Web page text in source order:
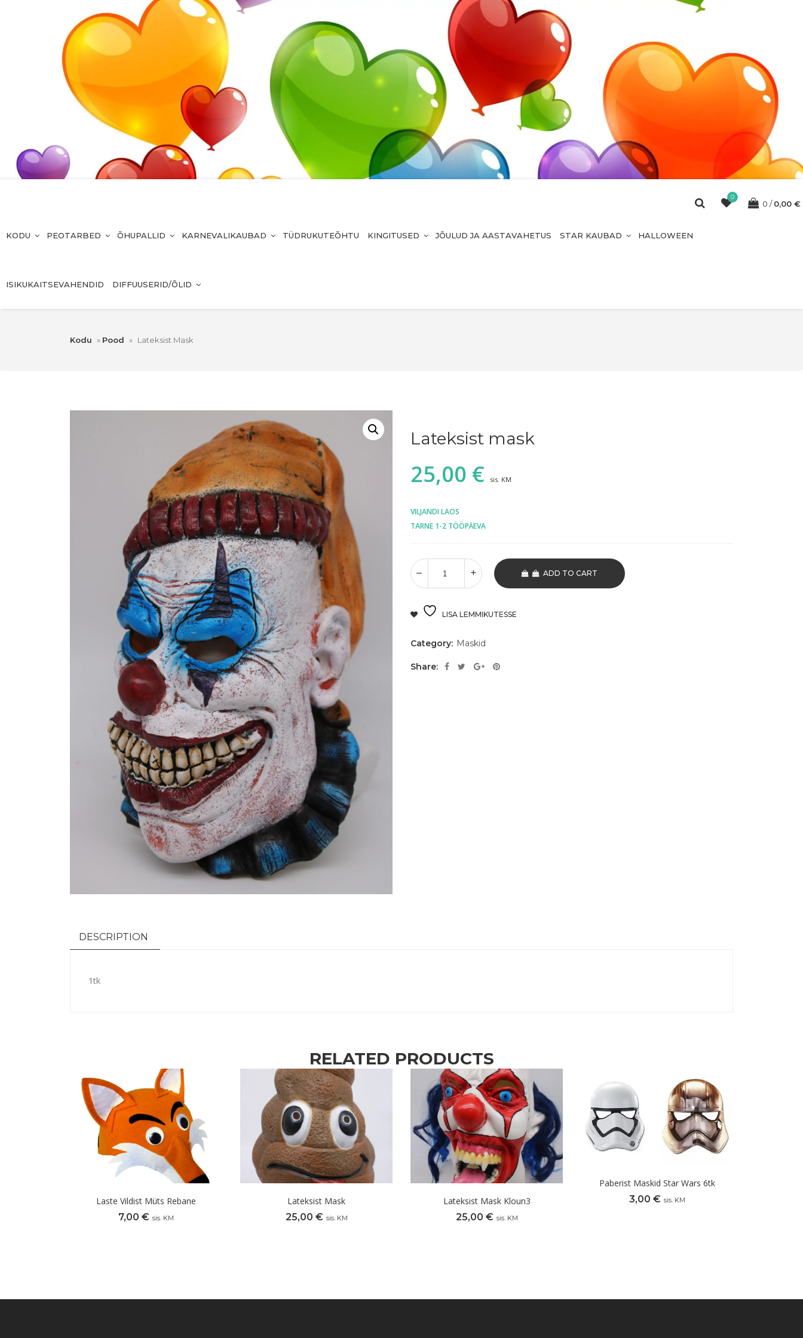
0
0 0,00 €
KODU PEOTARBED ÕHUPALLID KARNEVALIKAUBAD TÜDRUKUTEÕHTU KINGITUSED JÕULUD JA AASTAVAHETUS STAR KAUBAD HALLOWEEN
ISIKUKAITSEVAHENDID DIFFUUSERID/ÕLID
Kodu » Pood » Lateksist Mask
Lateksist mask
25,00 € sis. KM
VILJANDI LAOS
TARNE 1-2 TÖÖPÄEVA
ADD TO CART
LISA LEMMIKUTESSE
Category: Maskid
Share:
DESCRIPTION
1tk
RELATED PRODUCTS
Laste Vildist Müts Rebane
7,00 € sis. KM
Lateksist Mask
25,00 € sis. KM
Lateksist Mask Kloun3
25,00 € sis. KM
Paberist Maskid Star Wars 6tk
3,00 € sis. KM